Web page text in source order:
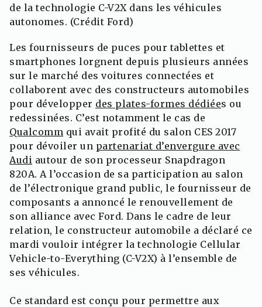
de la technologie C-V2X dans les véhicules
autonomes. (Crédit Ford)
Les fournisseurs de puces pour tablettes et
smartphones lorgnent depuis plusieurs années
sur le marché des voitures connectées et
collaborent avec des constructeurs automobiles
pour développer des plates-formes dédiées ou
redessinées. C’est notamment le cas de
Qualcomm qui avait profité du salon CES 2017
pour dévoiler un partenariat d’envergure avec
Audi autour de son processeur Snapdragon
820A. A l’occasion de sa participation au salon
de l’électronique grand public, le fournisseur de
composants a annoncé le renouvellement de
son alliance avec Ford. Dans le cadre de leur
relation, le constructeur automobile a déclaré ce
mardi vouloir intégrer la technologie Cellular
Vehicle-to-Everything (C-V2X) à l’ensemble de
ses véhicules.
Ce standard est conçu pour permettre aux